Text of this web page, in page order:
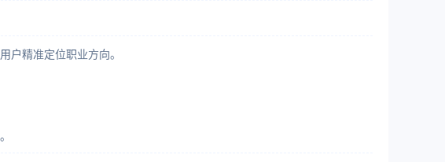
户精准定位职业方向。